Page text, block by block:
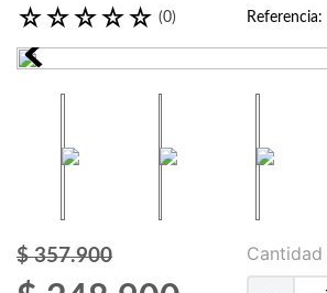
☆☆☆☆☆ (0) Referencia:
$ 357.900 Cantidad